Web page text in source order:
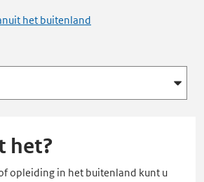
het buitenland
het?
opleiding in het buitenland kunt u